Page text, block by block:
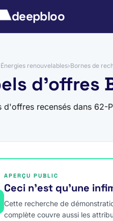
deepbloo
Énergies renouvelables›Bornes de
d'offres
d'offres recensés dans 62-
APERÇU PUBLIC
Ceci n’est qu’une
Cette recherche de
complète couvre aussi les